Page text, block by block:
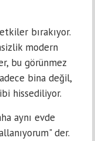
bırakıyor.
modern
bu görünmez
bina değil,
hissediliyor.
aynı evde
der.